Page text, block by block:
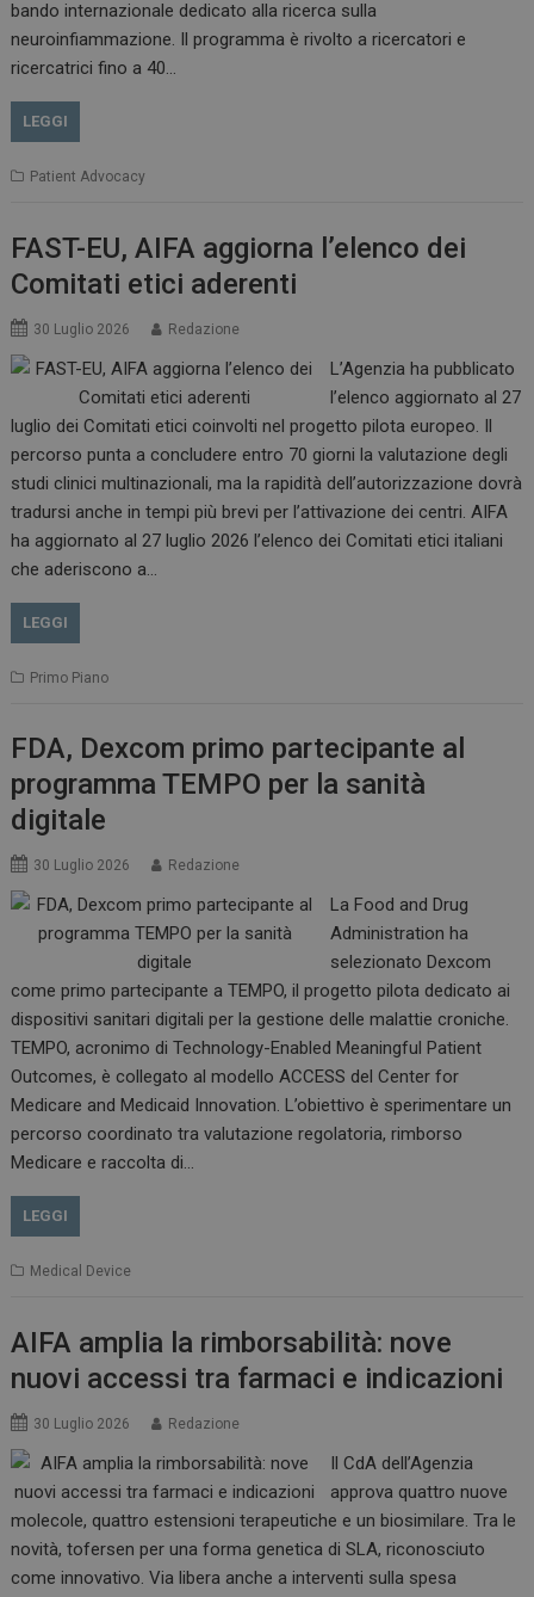
bando internazionale dedicato alla ricerca sulla
neuroinfiammazione. Il programma è rivolto a ricercatori e
ricercatrici fino a 40…
LEGGI
Patient Advocacy
FAST-EU, AIFA aggiorna l’elenco dei
Comitati etici aderenti
30 Luglio 2026 Redazione
L’Agenzia ha pubblicato
l’elenco aggiornato al 27
luglio dei Comitati etici coinvolti nel progetto pilota europeo. Il
percorso punta a concludere entro 70 giorni la valutazione degli
studi clinici multinazionali, ma la rapidità dell’autorizzazione dovrà
tradursi anche in tempi più brevi per l’attivazione dei centri. AIFA
ha aggiornato al 27 luglio 2026 l’elenco dei Comitati etici italiani
che aderiscono a…
LEGGI
Primo Piano
FDA, Dexcom primo partecipante al
programma TEMPO per la sanità
digitale
30 Luglio 2026 Redazione
La Food and Drug
Administration ha
selezionato Dexcom
come primo partecipante a TEMPO, il progetto pilota dedicato ai
dispositivi sanitari digitali per la gestione delle malattie croniche.
TEMPO, acronimo di Technology-Enabled Meaningful Patient
Outcomes, è collegato al modello ACCESS del Center for
Medicare and Medicaid Innovation. L’obiettivo è sperimentare un
percorso coordinato tra valutazione regolatoria, rimborso
Medicare e raccolta di…
LEGGI
Medical Device
AIFA amplia la rimborsabilità: nove
nuovi accessi tra farmaci e indicazioni
30 Luglio 2026 Redazione
Il CdA dell’Agenzia
approva quattro nuove
molecole, quattro estensioni terapeutiche e un biosimilare. Tra le
novità, tofersen per una forma genetica di SLA, riconosciuto
come innovativo. Via libera anche a interventi sulla spesa
CookieScriptConsent
NOME FORNITORE / DOMINIO
__Secure-ROLLOUT_TOKEN
.youtube.com
__Secure-YNID
VISITOR_PRIVACY_METADATA
Google LLC
.youtube.com